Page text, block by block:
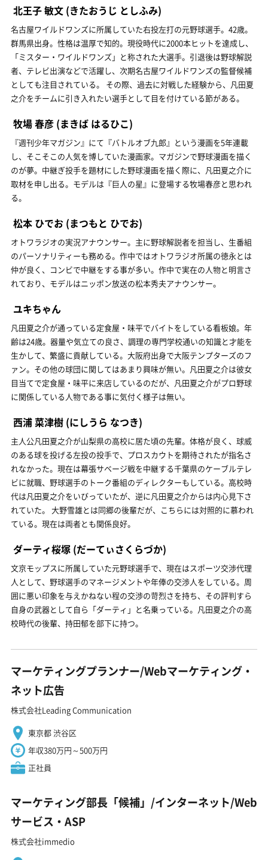
北王子 敏文 (きたおうじ としふみ)
名古屋ワイルドワンズに所属していた右投左打の元野球選手。42歳。
群馬県出身。性格は温厚で知的。現役時代に2000本ヒットを達成し、
「ミスター・ワイルドワンズ」と称された大選手。引退後は野球解説
者、テレビ出演などで活躍し、次期名古屋ワイルドワンズの監督候補
としても注目されている。 その際、過去に対戦した経験から、凡田夏
之介をチームに引き入れたい選手として目を付けている節がある。
牧場 春彦 (まきば はるひこ)
『週刊少年マガジン』にて『バトルオブ九郎』という漫画を5年連載
し、そこそこの人気を博していた漫画家。マガジンで野球漫画を描く
のが夢。中継ぎ投手を題材にした野球漫画を描く際に、凡田夏之介に
取材を申し出る。モデルは『巨人の星』に登場する牧場春彦と思われ
る。
松本 ひでお (まつもと ひでお)
オトワラジオの実況アナウンサー。主に野球解説者を担当し、生番組
のパーソナリティーも務める。作中ではオトワラジオ所属の徳永とは
仲が良く、コンビで中継をする事が多い。作中で実在の人物と明言さ
れており、モデルはニッポン放送の松本秀夫アナウンサー。
ユキちゃん
凡田夏之介が通っている定食屋・味平でバイトをしている看板娘。年
齢は24歳。器量や気立ての良さ、調理の専門学校通いの知識と才能を
生かして、繁盛に貢献している。大阪府出身で大阪テンプターズのフ
ァン。その他の球団に関してはあまり興味が無い。凡田夏之介は彼女
目当てで定食屋・味平に来店しているのだが、凡田夏之介がプロ野球
に関係している人物である事に気付く様子は無い。
西浦 菜津樹 (にしうら なつき)
主人公凡田夏之介が山梨県の高校に居た頃の先輩。体格が良く、球威
のある球を投げる左投の投手で、プロスカウトを期待されたが指名さ
れなかった。現在は幕張サベージ戦を中継する千葉県のケーブルテレ
ビに就職、野球選手のトーク番組のディレクターもしている。高校時
代は凡田夏之介をいびっていたが、逆に凡田夏之介からは内心見下さ
れていた。 大野雪雄とは同郷の後輩だが、こちらには対照的に慕われ
ている。現在は両者とも関係良好。
ダーティ桜塚 (だーてぃさくらづか)
文京モップスに所属していた元野球選手で、現在はスポーツ交渉代理
人として、野球選手のマネージメントや年俸の交渉人をしている。周
囲に悪い印象を与えかねない程の交渉の苛烈さを持ち、その評判すら
自身の武器として自ら「ダーティ」と名乗っている。凡田夏之介の高
校時代の後輩、持田郁を部下に持つ。
マーケティングプランナー/Webマーケティング・
ネット広告
株式会社Leading Communication
東京都 渋谷区
年収380万円～500万円
正社員
マーケティング部長「候補」/インターネット/Web
サービス・ASP
株式会社immedio